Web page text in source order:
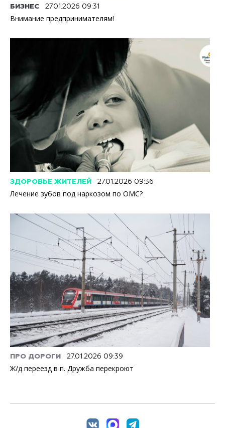
БИЗНЕС 27.01.2026 09:31
Внимание предпринимателям!
ЗДОРОВЬЕ ЖИТЕЛЕЙ 27.01.2026 09:36
Лечение зубов под наркозом по ОМС?
ПРО ДОРОГИ 27.01.2026 09:39
Ж/д переезд в п. Дружба перекроют